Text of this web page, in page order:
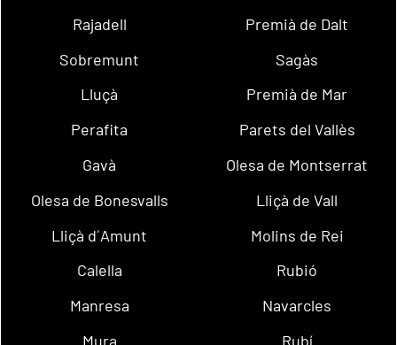
Rajadell
Premià de Dalt
Sobremunt
Sagàs
Lluçà
Premià de Mar
Perafita
Parets del Vallès
Gavà
Olesa de Montserrat
Olesa de Bonesvalls
Lliçà de Vall
Lliçà d´Amunt
Molins de Rei
Calella
Rubió
Manresa
Navarcles
Mura
Rubí